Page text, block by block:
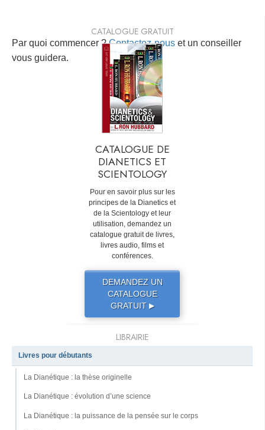
Par quoi commencer ?Contactez-nous et un conseiller
vous guidera.
CATALOGUE GRATUIT
CATALOGUE DE
DIANETICS ET
SCIENTOLOGY
Pour en savoir plus sur les
principes de la Dianetics et
de la Scientology et leur
utilisation, demandez un
catalogue gratuit de livres,
livres audio, films et
conférences.
DEMANDEZ UN
CATALOGUE
GRATUIT ▶
LIBRAIRIE
Livres pour débutants
La Dianétique : la thèse originelle
La Dianétique : évolution d’une science
La Dianétique : la puissance de la pensée sur le corps